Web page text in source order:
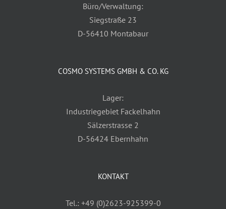
Büro/Verwaltung:
Siegstraße 23
D-56410 Montabaur
COSMO SYSTEMS GMBH & CO. KG
Lager:
Industriegebiet Fackelhahn
Sälzerstrasse 2
D-56424 Ebernhahn
KONTAKT
Tel.: +49 (0)2623-925399-0